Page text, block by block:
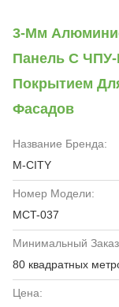
3-Мм
Панель С
Покрытием
Фасадов
Название Бренда:
M-CITY
Номер Модели:
MCT-037
Минимальный
80 квадратных
Цена: